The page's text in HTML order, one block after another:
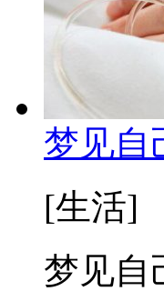
梦见自
[生活]
梦见自